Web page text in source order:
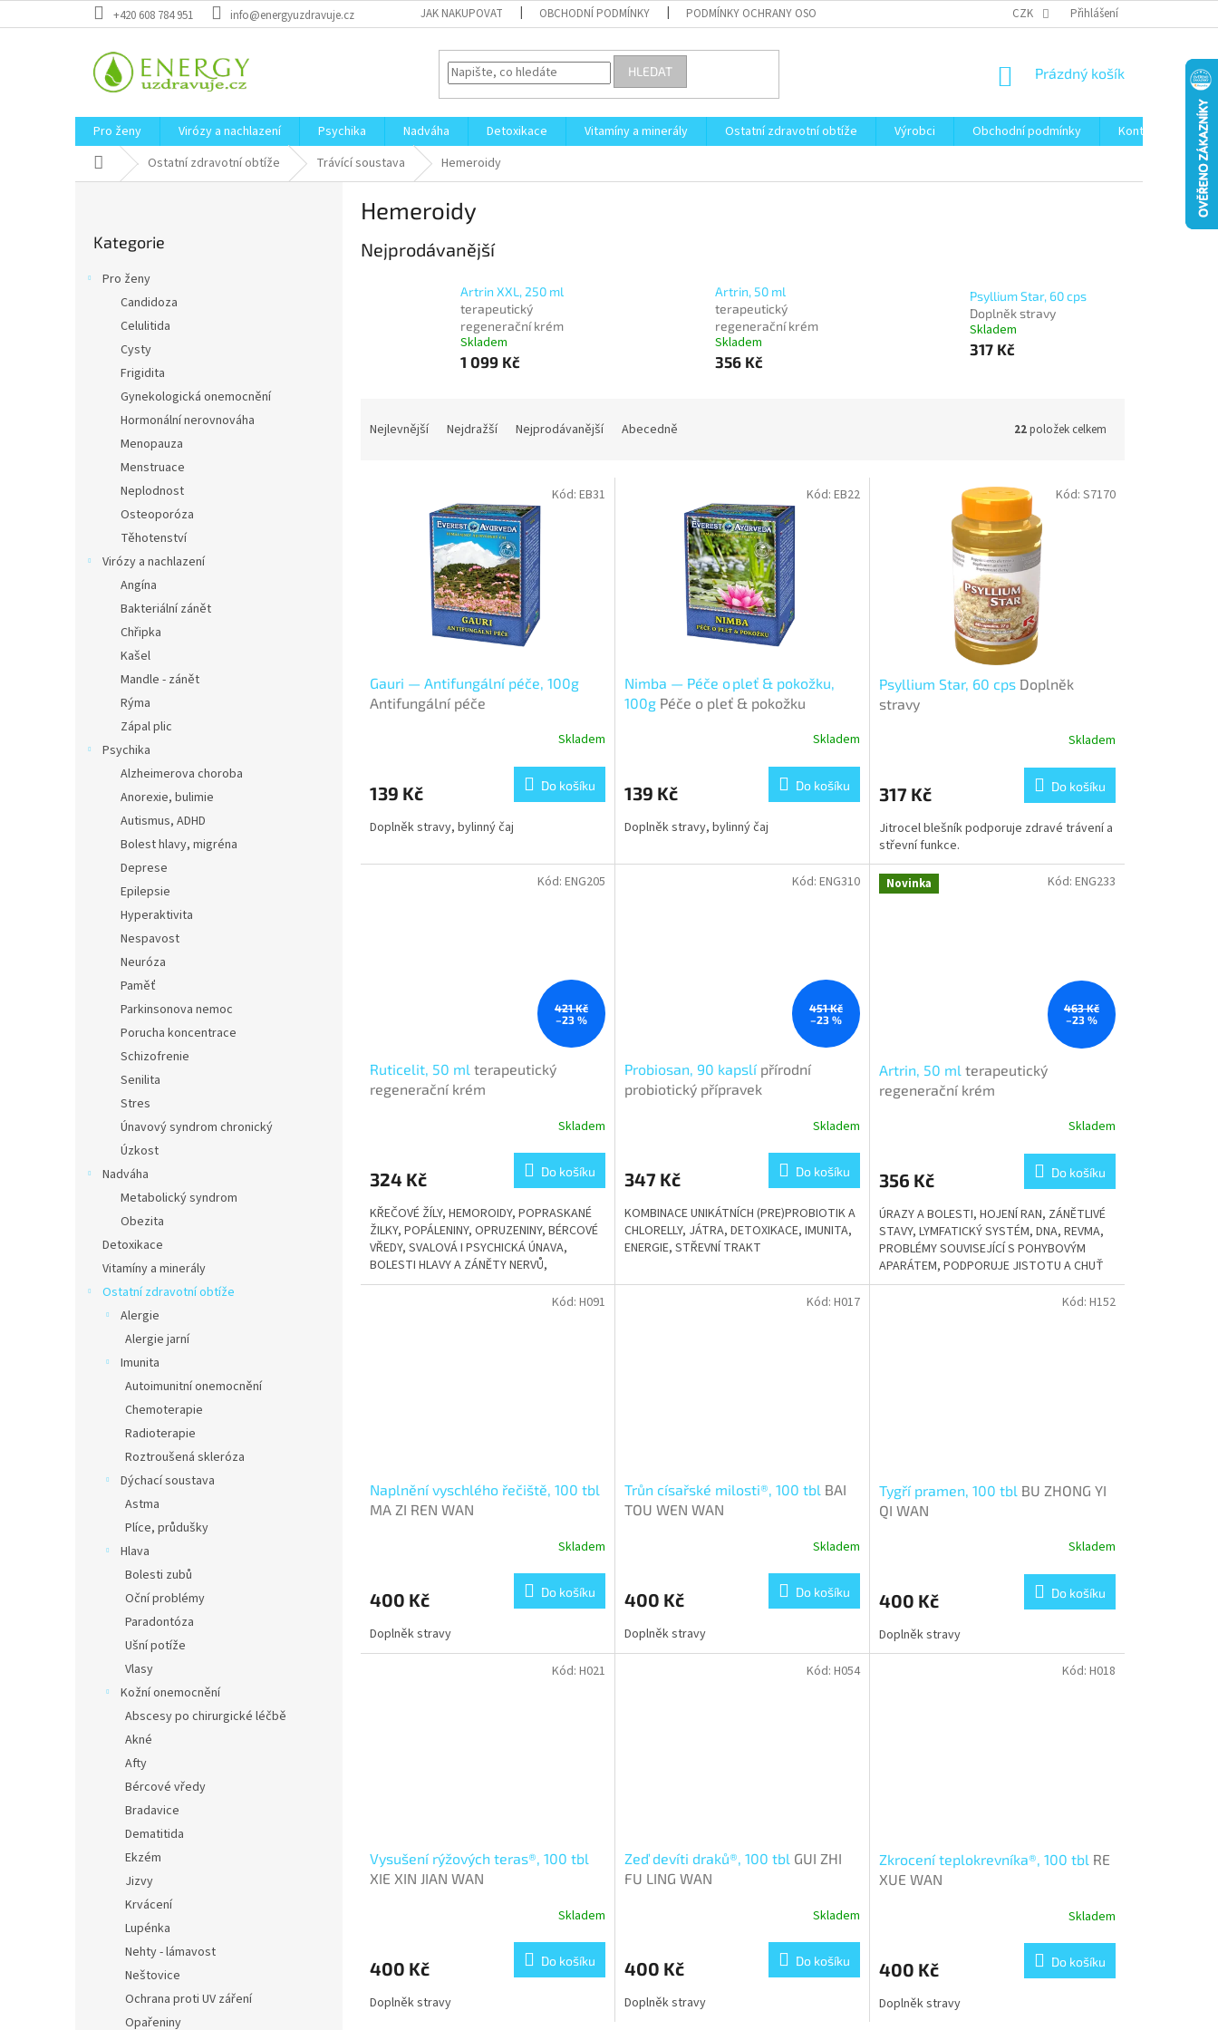
na
+420 608 784 951 info@energyuzdravuje.cz JAK NAKUPOVAT OBCHODNÍ PODMÍNKY PODMÍNKY OCHRANY OSOBNÍCH ÚDAJŮ CZK Přihlášení
HLEDAT
NÁKUPNÍ
Prázdný košík
Pro ženy Virózy a nachlazení Psychika Nadváha Detoxikace Vitamíny a minerály Ostatní zdravotní obtíže Výrobci Obchodní podmínky Kontakty
Domů Ostatní zdravotní obtíže Trávící soustava Hemeroidy
kategorie
Kategorie
Pro ženy
Candidoza
Celulitida
Cysty
Frigidita
Gynekologická onemocnění
Hormonální nerovnováha
Menopauza
Menstruace
Neplodnost
Osteoporóza
Těhotenství
Virózy a nachlazení
Angína
Bakteriální zánět
Chřipka
Kašel
Mandle - zánět
Rýma
Zápal plic
Psychika
Alzheimerova choroba
Anorexie, bulimie
Autismus, ADHD
Bolest hlavy, migréna
Deprese
Epilepsie
Hyperaktivita
Nespavost
Neuróza
Paměť
Parkinsonova nemoc
Porucha koncentrace
Schizofrenie
Senilita
Stres
Únavový syndrom chronický
Úzkost
Nadváha
Metabolický syndrom
Obezita
Detoxikace
Vitamíny a minerály
Ostatní zdravotní obtíže
Alergie
Alergie jarní
Imunita
Autoimunitní onemocnění
Chemoterapie
Radioterapie
Roztroušená skleróza
Dýchací soustava
Astma
Plíce, průdušky
Hlava
Bolesti zubů
Oční problémy
Paradontóza
Ušní potíže
Vlasy
Kožní onemocnění
Abscesy po chirurgické léčbě
Akné
Afty
Bércové vředy
Bradavice
Dematitida
Ekzém
Jizvy
Krvácení
Lupénka
Nehty - lámavost
Neštovice
Ochrana proti UV záření
Opařeniny
Hemeroidy
Nejprodávanější
Artrin XXL, 250 ml
terapeutický
regenerační krém
Skladem
1 099 Kč
Artrin, 50 ml
terapeutický
regenerační krém
Skladem
356 Kč
Psyllium Star, 60 cps
Doplněk stravy
Skladem
317 Kč
Nejlevnější Nejdražší Nejprodávanější Abecedně 22položek celkem
Gauri — Antifungální péče, 100g
Antifungální péče
Skladem
139 Kč Do košíku
Doplněk stravy, bylinný čaj
Kód: EB31
Nimba — Péče o pleť & pokožku,
100g Péče o pleť & pokožku
Skladem
139 Kč Do košíku
Doplněk stravy, bylinný čaj
Kód: EB22
Psyllium Star, 60 cps Doplněk
stravy
Skladem
317 Kč Do košíku
Jitrocel blešník podporuje zdravé trávení a
střevní funkce.
Kód: S7170
421 Kč
–23 %
Ruticelit, 50 ml terapeutický
regenerační krém
Skladem
324 Kč Do košíku
KŘEČOVÉ ŽÍLY, HEMOROIDY, POPRASKANÉ
ŽILKY, POPÁLENINY, OPRUZENINY, BÉRCOVÉ
VŘEDY, SVALOVÁ I PSYCHICKÁ ÚNAVA,
BOLESTI HLAVY A ZÁNĚTY NERVŮ,
PODPORUJE AKTIVITU A RADOST ZE
Kód: ENG205
451 Kč
–23 %
Probiosan, 90 kapslí přírodní
probiotický přípravek
Skladem
347 Kč Do košíku
KOMBINACE UNIKÁTNÍCH (PRE)PROBIOTIK A
CHLORELLY, JÁTRA, DETOXIKACE, IMUNITA,
ENERGIE, STŘEVNÍ TRAKT
Kód: ENG310 Novinka
463 Kč
–23 %
Artrin, 50 ml terapeutický
regenerační krém
Skladem
356 Kč Do košíku
ÚRAZY A BOLESTI, HOJENÍ RAN, ZÁNĚTLIVÉ
STAVY, LYMFATICKÝ SYSTÉM, DNA, REVMA,
PROBLÉMY SOUVISEJÍCÍ S POHYBOVÝM
APARÁTEM, PODPORUJE JISTOTU A CHUŤ
DO ŽIVOTA
Kód: ENG233
Naplnění vyschlého řečiště, 100 tbl
MA ZI REN WAN
Skladem
400 Kč Do košíku
Doplněk stravy
Kód: H091
Trůn císařské milosti®, 100 tbl BAI
TOU WEN WAN
Skladem
400 Kč Do košíku
Doplněk stravy
Kód: H017
Tygří pramen, 100 tbl BU ZHONG YI
QI WAN
Skladem
400 Kč Do košíku
Doplněk stravy
Kód: H152
Vysušení rýžových teras®, 100 tbl
XIE XIN JIAN WAN
Skladem
400 Kč Do košíku
Doplněk stravy
Kód: H021
Zeď devíti draků®, 100 tbl GUI ZHI
FU LING WAN
Skladem
400 Kč Do košíku
Doplněk stravy
Kód: H054
Zkrocení teplokrevníka®, 100 tbl RE
XUE WAN
Skladem
400 Kč Do košíku
Doplněk stravy
Kód: H018